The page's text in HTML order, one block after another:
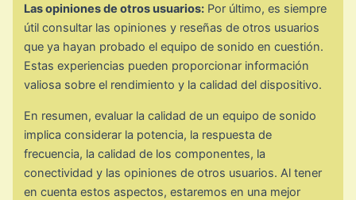
Las opiniones de otros usuarios: Por último, es siempre
útil consultar las opiniones y reseñas de otros usuarios
que ya hayan probado el equipo de sonido en cuestión.
Estas experiencias pueden proporcionar información
valiosa sobre el rendimiento y la calidad del dispositivo.
En resumen, evaluar la calidad de un equipo de sonido
implica considerar la potencia, la respuesta de
frecuencia, la calidad de los componentes, la
conectividad y las opiniones de otros usuarios. Al tener
en cuenta estos aspectos, estaremos en una mejor